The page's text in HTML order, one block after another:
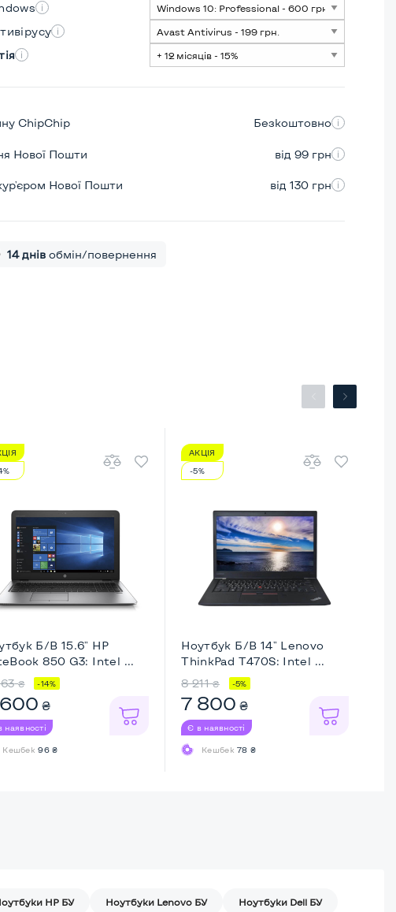
ChipChip Безкоштовно
Нової Пошти від 99 грн
Нової Пошти від 130 грн
14 днівобмін/повернення
Б/В 15.6" HP
850 G3: Intel ...
₴ -14%
₴
наявності
Кешбек96 ₴
АКЦІЯ
-5%
Ноутбук Б/В 14" Lenovo
ThinkPad T470S: Intel ...
8 211 ₴ -5%
7 800 ₴
Є в наявності
Кешбек78 ₴
HP БУ Ноутбуки Lenovo БУ Ноутбуки Dell БУ